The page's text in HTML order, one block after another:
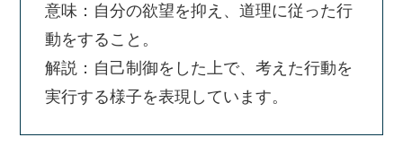
意味：自分の欲望を抑え、道理に従った行
動をすること。
解説：自己制御をした上で、考えた行動を
実行する様子を表現しています。